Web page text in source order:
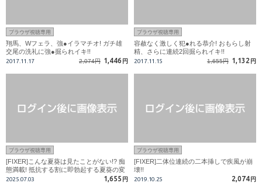
ブラウザ視聴専用
翔馬、Wフェラ、強●イラマチオ! ガチ雄
交尾の洗礼に強●掘られイキ!!
2017.11.17 2,074円 1,446 円
ブラウザ視聴専用
容赦なく激しく犯●れる恭介! おもらし射
精、さらに連続2回掘られイキ!!
2017.11.15 1,655円 1,132 円
ブラウザ視聴専用
[FIXER]こんな夏葵は見たことがない!? 痴
態満載! 抵抗する割に即勃起する夏葵の変
態チンポ!
2025.07.03 1,655 円
ブラウザ視聴専用
[FIXER]二体位連続の二本挿しで疾風が崩
壊!!
2019.10.25 2,074 円